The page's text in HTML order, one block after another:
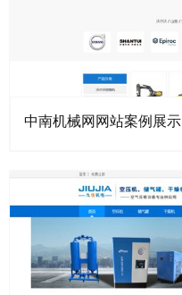
中南机械网网站案例展示